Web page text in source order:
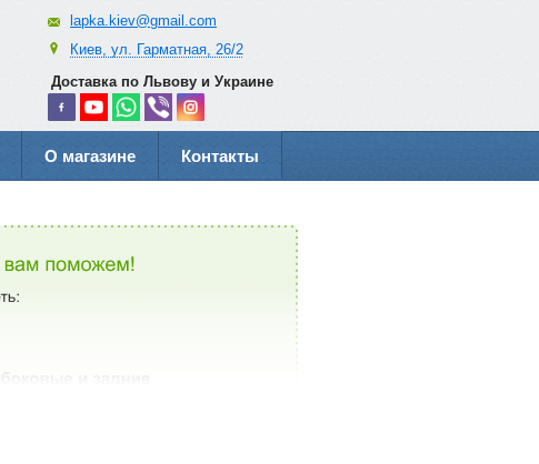
lapka.kiev@gmail.com
Киев, ул. Гарматная, 26/2
Доставка по Львову и Украине
О магазине Контакты